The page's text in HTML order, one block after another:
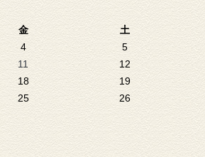
金 土
4 5
11 12
18 19
25 26